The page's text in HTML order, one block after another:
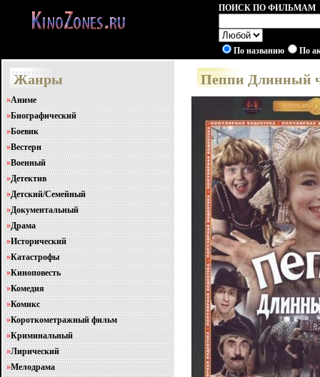
ПОИСК ПО ФИЛЬМАМ
По названию По
Жанры
»Аниме
»Биографический
»Боевик
»Вестерн
»Военный
»Детектив
»Детский/Семейный
»Документальный
»Драма
»Исторический
»Катастрофы
»Киноповесть
»Комедия
»Комикс
»Короткометражный фильм
»Криминальный
»Лирический
»Мелодрама
Пеппи Длинный